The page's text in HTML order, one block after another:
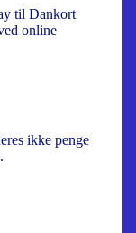
til Dankort
online
ikke penge